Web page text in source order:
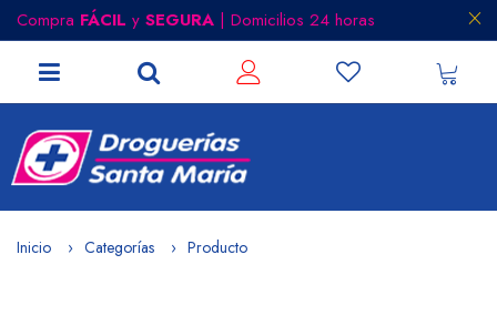
Compra FÁCIL y SEGURA | Domicilios 24 horas
Inicio Categorías Producto